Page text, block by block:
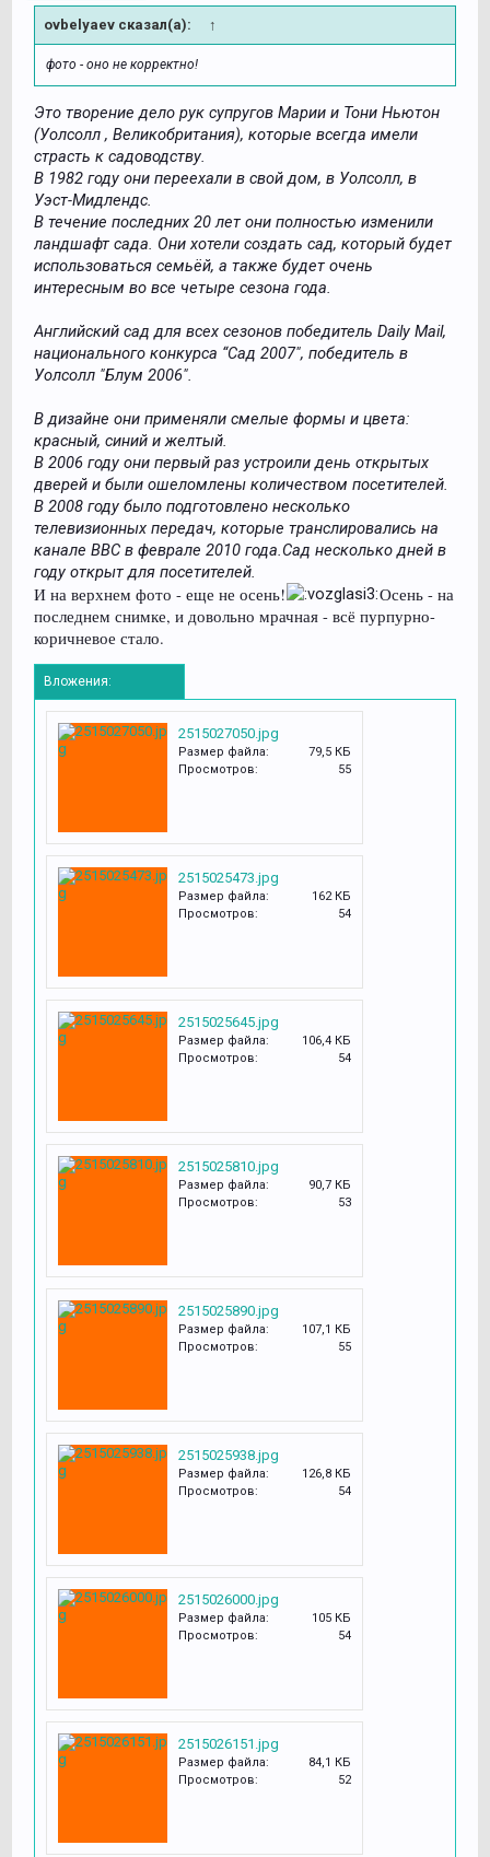
ovbelyaev сказал(а): ↑
фото - оно не корректно!
Это творение дело рук супругов Марии и Тони Ньютон
(Уолсолл , Великобритания), которые всегда имели
страсть к садоводству.
В 1982 году они переехали в свой дом, в Уолсолл, в
Уэст-Мидлендс.
В течение последних 20 лет они полностью изменили
ландшафт сада. Они хотели создать сад, который будет
использоваться семьёй, а также будет очень
интересным во все четыре сезона года.
Английский сад для всех сезонов победитель Daily Mail,
национального конкурса “Сад 2007", победитель в
Уолсолл "Блум 2006″.
В дизайне они применяли смелые формы и цвета:
красный, синий и желтый.
В 2006 году они первый раз устроили день открытых
дверей и были ошеломлены количеством посетителей.
В 2008 году было подготовлено несколько
телевизионных передач, которые транслировались на
канале BBC в феврале 2010 года.Сад несколько дней в
году открыт для посетителей.
И на верхнем фото - еще не осень!
Осень - на
последнем снимке, и довольно мрачная - всё пурпурно-
коричневое стало.
Вложения:
2515027050.jpg
Размер файла:
79,5 КБ
Просмотров:
55
2515025473.jpg
Размер файла:
162 КБ
Просмотров:
54
2515025645.jpg
Размер файла:
106,4 КБ
Просмотров:
54
2515025810.jpg
Размер файла:
90,7 КБ
Просмотров:
53
2515025890.jpg
Размер файла:
107,1 КБ
Просмотров:
55
2515025938.jpg
Размер файла:
126,8 КБ
Просмотров:
54
2515026000.jpg
Размер файла:
105 КБ
Просмотров:
54
2515026151.jpg
Размер файла:
84,1 КБ
Просмотров:
52